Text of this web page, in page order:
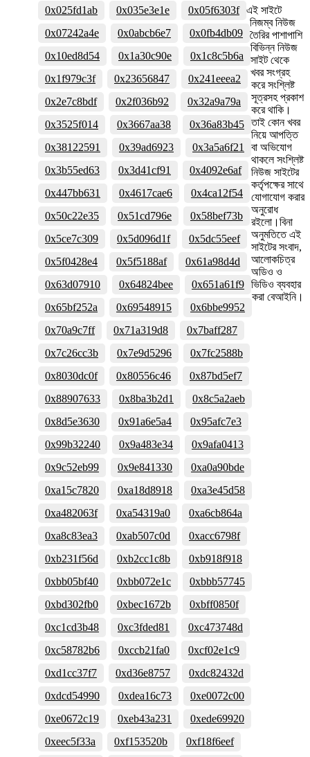
0x025fd1ab 0x035e3e1e
0x05f6303f
0x07242a4e
0x0abcb6e7
0x0fb4db09
0x10ed8d54
0x1a30c90e
0x1c8c5b6a
0x1f979c3f
0x23656847
0x241eeea2
0x2e7c8bdf
0x2f036b92
0x32a9a79a
0x3525f014
0x3667aa38
0x36a83b45
0x38122591
0x39ad6923
0x3a5a6f21
0x3b55ed63
0x3d41cf91
0x4092e6af
0x447bb631
0x4617cae6
0x4ca12f54
0x50c22e35
0x51cd796e
0x58bef73b
0x5ce7c309
0x5d096d1f
0x5dc55eef
0x5f0428e4
0x5f5188af
0x61a98d4d
0x63d07910
0x64824bee
0x651a61f9
0x65bf252a
0x69548915
0x6bbe9952
0x70a9c7ff
0x71a319d8
0x7baff287
0x7c26cc3b
0x7e9d5296
0x7fc2588b
0x8030dc0f
0x80556c46
0x87bd5ef7
0x88907633
0x8ba3b2d1
0x8c5a2aeb
0x8d5e3630
0x91a6e5a4
0x95afc7e3
0x99b32240
0x9a483e34
0x9afa0413
0x9c52eb99
0x9e841330
0xa0a90bde
0xa15c7820
0xa18d8918
0xa3e45d58
0xa482063f
0xa54319a0
0xa6cb864a
0xa8c83ea3
0xab507c0d
0xacc6798f
0xb231f56d
0xb2cc1c8b
0xb918f918
0xbb05bf40
0xbb072e1c
0xbbb57745
0xbd302fb0
0xbec1672b
0xbff0850f
0xc1cd3b48
0xc3fded81
0xc473748d
0xc58782b6
0xccb21fa0
0xcf02e1c9
0xd1cc37f7
0xd36e8757
0xdc82432d
0xdcd54990
0xdea16c73
0xe0072c00
0xe0672c19
0xeb43a231
0xede69920
0xeec5f33a
0xf153520b
0xf18f6eef
এই সাইটে
নিজম্ব নিউজ
তৈরির পাশাপাশি
বিভিন্ন নিউজ
সাইট থেকে
খবর সংগ্রহ
করে সংশ্লিষ্ট
সূত্রসহ প্রকাশ
করে থাকি।
তাই কোন খবর
নিয়ে আপত্তি
বা অভিযোগ
থাকলে সংশ্লিষ্ট
নিউজ সাইটের
কর্তৃপক্ষের সাথে
যোগাযোগ করার
অনুরোধ
রইলো।বিনা
অনুমতিতে এই
সাইটের সংবাদ,
আলোকচিত্র
অডিও ও
ভিডিও ব্যবহার
করা বেআইনি।